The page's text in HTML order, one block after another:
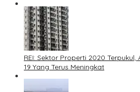
REI: Sektor Properti 2020
19 Yang Terus Meningkat